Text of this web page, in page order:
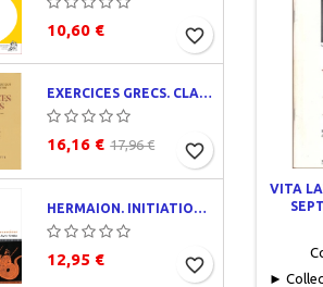
10,60 € favorite_border
EXERCICES GRECS. CLASSE DE QUATRIÈME. TRADUCTIONS ET CORRIGÉS
16,16 € 17,96 € favorite_border
12,95 € favorite_border
VITA
►